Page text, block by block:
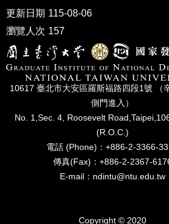
究
期
刊
口
試
區
所
更新日期 115-08-06
瀏覽人次 157
10617 臺北市⼤安區羅斯福路四段1號 （
側⾨進入）
No. 1,Sec. 4, Roosevelt
(R.O.C.)
電話 (Phone)：+886-2-3366-
傳真(Fax)：+886-2-2367-
E-mail：ndintu@ntu.edu.tw
Copyright © 2020